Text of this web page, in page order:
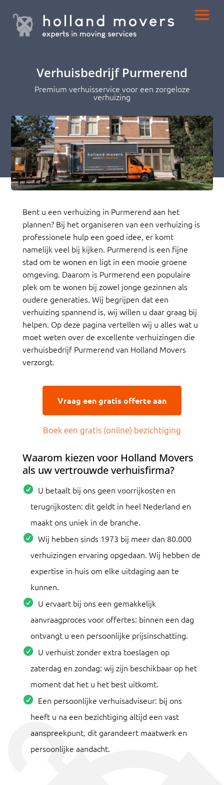
Verhuisbedrijf Purmerend
Premium verhuisservice voor een zorgeloze
verhuizing
Bent u een verhuizing in Purmerend aan het
plannen? Bij het organiseren van een verhuizing is
professionele hulp een goed idee, er komt
namelijk veel bij kijken. Purmerend is een fijne
stad om te wonen en ligt in een mooie groene
omgeving. Daarom is Purmerend een populaire
plek om te wonen bij zowel jonge gezinnen als
oudere generaties. Wij begrijpen dat een
verhuizing spannend is, wij willen u daar graag bij
helpen. Op deze pagina vertellen wij u alles wat u
moet weten over de excellente verhuizingen die
verhuisbedrijf Purmerend van Holland Movers
verzorgt.
Vraag een gratis offerte aan
Boek een gratis (online) bezichtiging
Waarom kiezen voor Holland Movers
als uw vertrouwde verhuisfirma?
U betaalt bij ons geen voorrijkosten en
terugrijkosten: dit geldt in heel Nederland en
maakt ons uniek in de branche.
Wij hebben sinds 1973 bij meer dan 80.000
verhuizingen ervaring opgedaan. Wij hebben de
expertise in huis om elke uitdaging aan te
kunnen.
U ervaart bij ons een gemakkelijk
aanvraagproces voor offertes: binnen een dag
ontvangt u een persoonlijke prijsinschatting.
U verhuist zonder extra toeslagen op
zaterdag en zondag: wij zijn beschikbaar op het
moment dat het u het best uitkomt.
Een persoonlijke verhuisadviseur: bij ons
heeft u na een bezichtiging altijd een vast
aanspreekpunt, dit garandeert maatwerk en
persoonlijke aandacht.